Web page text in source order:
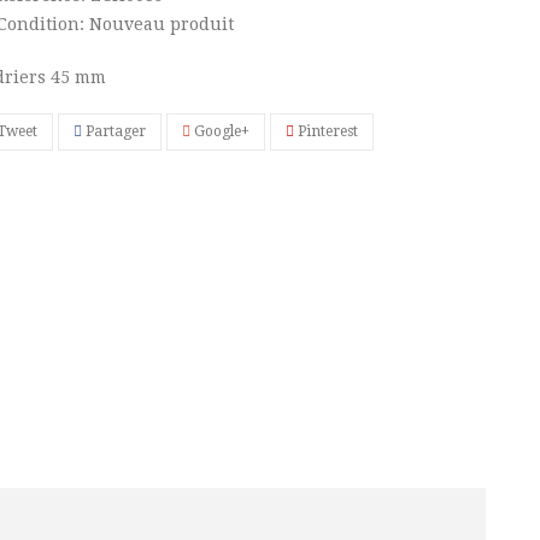
Nouveau produit
45 mm
Partager Google+ Pinterest